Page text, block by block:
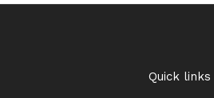
Quick links